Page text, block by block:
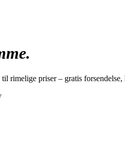
rimelige priser – gratis